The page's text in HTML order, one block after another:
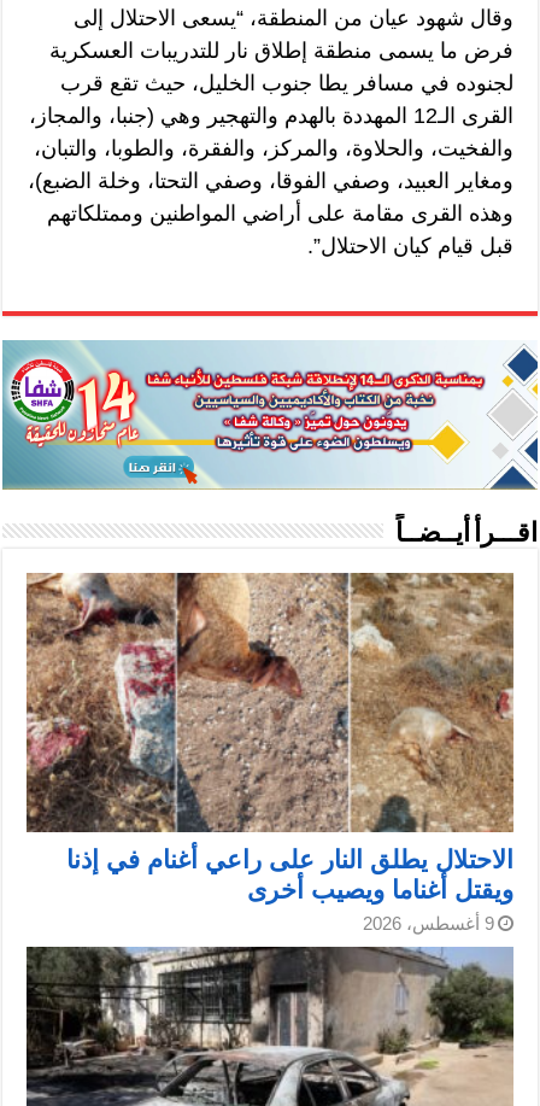
وقال شهود عيان من المنطقة، “يسعى الاحتلال إلى
فرض ما يسمى منطقة إطلاق نار للتدريبات العسكرية
لجنوده في مسافر يطا جنوب الخليل، حيث تقع قرب
القرى الـ12 المهددة بالهدم والتهجير وهي (جنبا، والمجاز،
والفخيت، والحلاوة، والمركز، والفقرة، والطوبا، والتبان،
ومغاير العبيد، وصفي الفوقا، وصفي التحتا، وخلة الضبع)،
وهذه القرى مقامة على أراضي المواطنين وممتلكاتهم
قبل قيام كيان الاحتلال”.
اقـــرأ أيــضــاً
الاحتلال يطلق النار على راعي أغنام في إذنا
ويقتل أغناما ويصيب أخرى
9 أغسطس، 2026